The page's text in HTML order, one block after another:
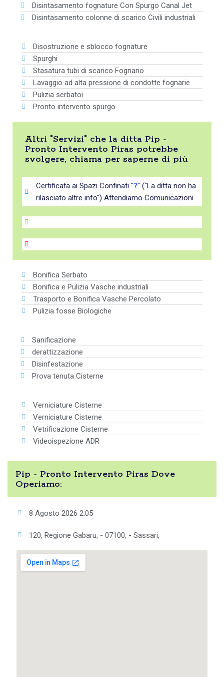
Disintasamento fognature Con Spurgo Canal Jet
Disintasamento colonne di scarico Civili industriali
Disostruzione e sblocco fognature
Spurghi
Stasatura tubi di scarico Fognario
Lavaggio ad alta pressione di condotte fognarie
Pulizia serbatoi
Pronto intervento spurgo
Altri "Servizi" che la ditta Pip -
Pronto Intervento Piras potrebbe
svolgere, chiama per saperne di più
Certificata ai Spazi Confinati "?" ("La ditta non ha
rilasciato altre info") Attendiamo Comunicazioni
Bonifica Serbato
Bonifica e Pulizia Vasche industriali
Trasporto e Bonifica Vasche Percolato
Pulizia fosse Biologiche
Sanificazione
derattizzazione
Disinfestazione
Prova tenuta Cisterne
Verniciature Cisterne
Verniciature Cisterne
Vetrificazione Cisterne
Videoispezione ADR
Pip - Pronto Intervento Piras Dove
Operiamo:
8 Agosto 2026 2:05
120, Regione Gabaru, - 07100, - Sassari,